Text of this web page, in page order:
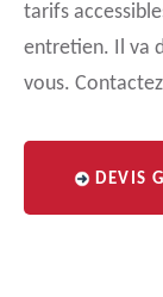
tarifs
entretien. Il va
vous.
DEVIS